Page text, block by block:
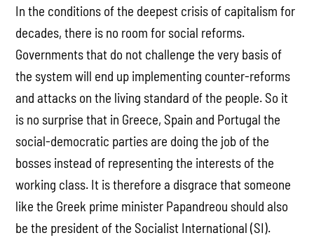
In the conditions of the deepest crisis of capitalism for
decades, there is no room for social reforms.
Governments that do not challenge the very basis of
the system will end up implementing counter-reforms
and attacks on the living standard of the people. So it
is no surprise that in Greece, Spain and Portugal the
social-democratic parties are doing the job of the
bosses instead of representing the interests of the
working class. It is therefore a disgrace that someone
like the Greek prime minister Papandreou should also
be the president of the Socialist International (SI).